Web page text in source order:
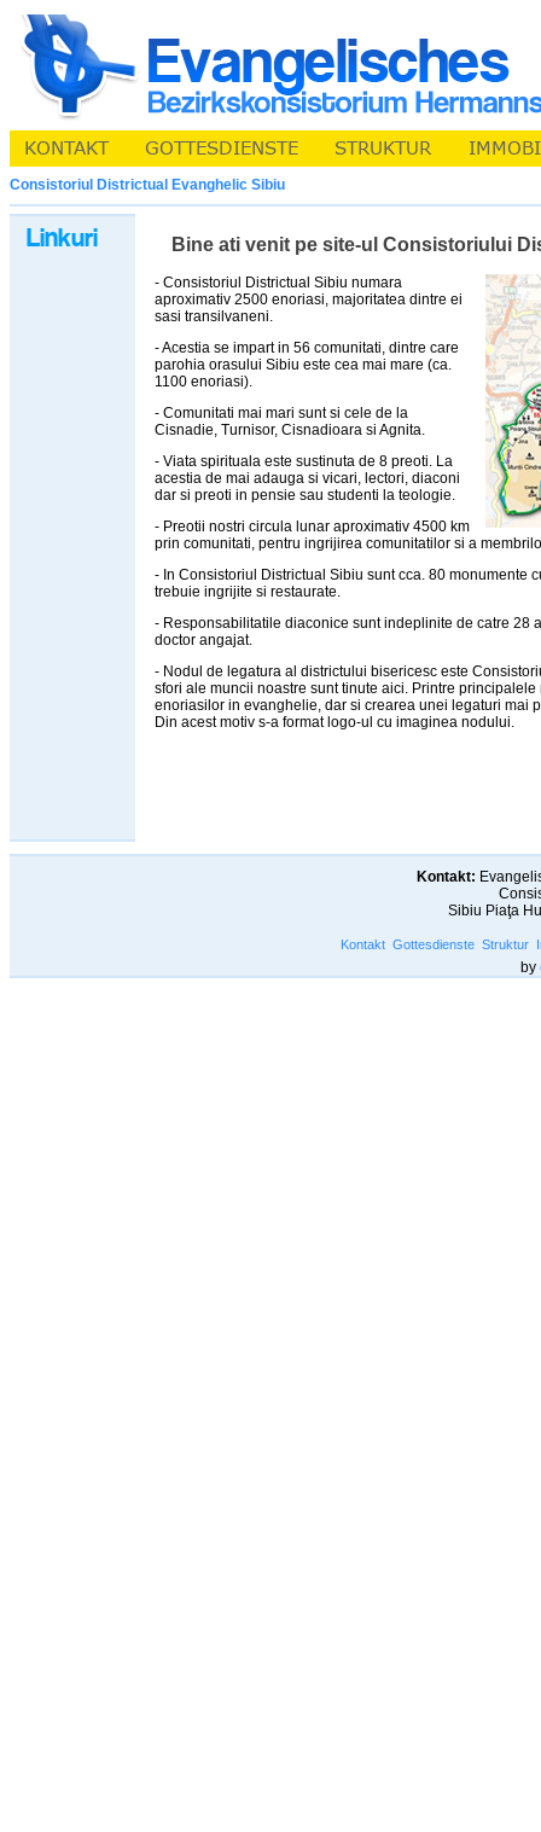
Consistoriul Districtual Evanghelic Sibiu
Bine ati venit pe site-ul Consistoriului
- Consistoriul Districtual Sibiu numara
aproximativ 2500 enoriasi, majoritatea dintre ei
sasi transilvaneni.
- Acestia se impart in 56 comunitati, dintre care
parohia orasului Sibiu este cea mai mare (ca.
1100 enoriasi).
- Comunitati mai mari sunt si cele de la
Cisnadie, Turnisor, Cisnadioara si Agnita.
- Viata spirituala este sustinuta de 8 preoti. La
acestia de mai adauga si vicari, lectori, diaconi
dar si preoti in pensie sau studenti la teologie.
- Preotii nostri circula lunar aproximativ 4500 km
prin comunitati, pentru ingrijirea comunitatilor si a
- In Consistoriul Districtual Sibiu sunt cca. 80 monumente
trebuie ingrijite si restaurate.
- Responsabilitatile diaconice sunt indeplinite de catre 28
doctor angajat.
- Nodul de legatura al districtului bisericesc este
sfori ale muncii noastre sunt tinute aici. Printre
enoriasilor in evanghelie, dar si crearea unei legaturi mai
Din acest motiv s-a format logo-ul cu imaginea nodului.
Kontakt:
Sibiu Piaţa
Kontakt Gottesdienste Struktur
by